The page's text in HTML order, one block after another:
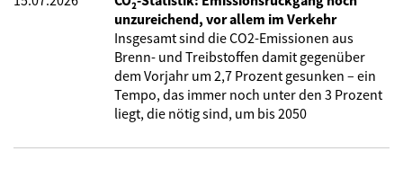
unzureichend, vor allem im Verkehr
Insgesamt sind die CO2-Emissionen aus
Brenn- und Treibstoffen damit gegenüber
dem Vorjahr um 2,7 Prozent gesunken – ein
Tempo, das immer noch unter den 3 Prozent
liegt, die nötig sind, um bis 2050